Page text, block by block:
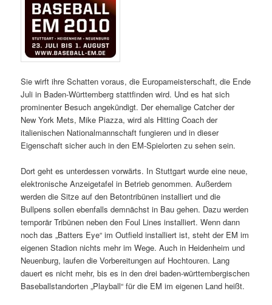
Sie wirft ihre Schatten voraus, die Europameisterschaft, die Ende
Juli in Baden-Württemberg stattfinden wird. Und es hat sich
prominenter Besuch angekündigt. Der ehemalige Catcher der
New York Mets, Mike Piazza, wird als Hitting Coach der
italienischen Nationalmannschaft fungieren und in dieser
Eigenschaft sicher auch in den EM-Spielorten zu sehen sein.
Dort geht es unterdessen vorwärts. In Stuttgart wurde eine neue,
elektronische Anzeigetafel in Betrieb genommen. Außerdem
werden die Sitze auf den Betontribünen installiert und die
Bullpens sollen ebenfalls demnächst in Bau gehen. Dazu werden
temporär Tribünen neben den Foul Lines installiert. Wenn dann
noch das „Batters Eye“ im Outfield installiert ist, steht der EM im
eigenen Stadion nichts mehr im Wege. Auch in Heidenheim und
Neuenburg, laufen die Vorbereitungen auf Hochtouren. Lang
dauert es nicht mehr, bis es in den drei baden-württembergischen
Baseballstandorten „Playball“ für die EM im eigenen Land heißt.